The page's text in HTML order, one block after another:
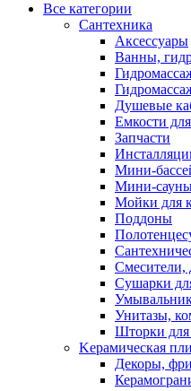
Все категории
Cантехника
Аксессуары
Ванны,
Душевые
Емкости
Запчасти
Мини-
Мини-
Мойки для
Поддоны
Смесители,
Сушарки
Унитазы,
Шторки для
Kерамическая
Декоры,